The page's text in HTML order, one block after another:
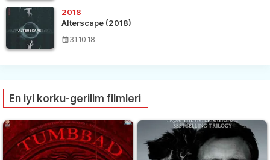
2018
Alterscape (2018)
31.10.18
En iyi korku-gerilim filmleri